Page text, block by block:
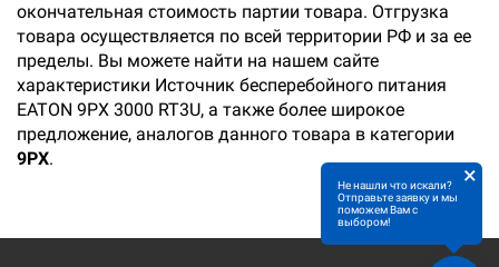
окончательная стоимость партии товара. Отгрузка
товара осуществляется по всей территории РФ и за ее
пределы. Вы можете найти на нашем сайте
характеристики Источник бесперебойного питания
EATON 9PX 3000 RT3U, а также более широкое
предложение, аналогов данного товара в категории
9PX.
Не нашли что искали?
Отправьте заявку и мы
поможем Вам с
выбором!
×